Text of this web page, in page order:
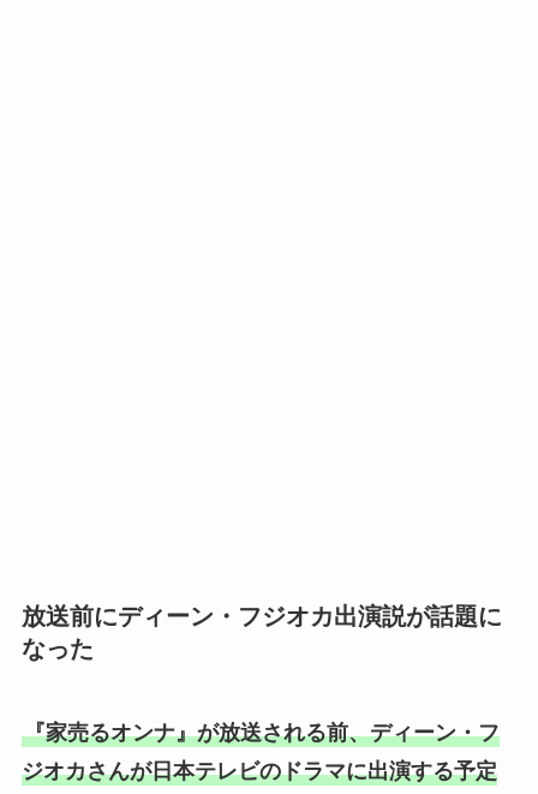
放送前にディーン・フジオカ出演説が話題に
なった
『家売るオンナ』が放送される前、ディーン・フ
ジオカさんが日本テレビのドラマに出演する予定